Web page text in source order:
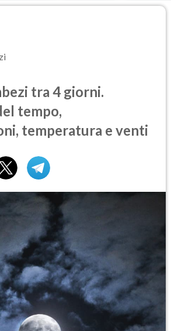
tra 4 giorni.
tempo,
temperatura e venti